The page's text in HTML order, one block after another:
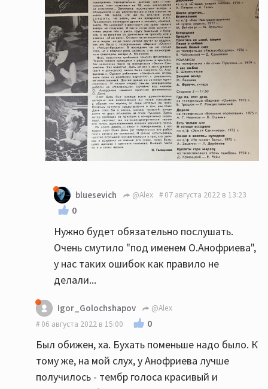
bluesevich @Alex 07 августа 2022 в 13:23
0
Нужно будет обязательно послушать.
Очень смутило "под именем О.Анофриева",
у нас таких ошибок как правило не
делали...
Igor_Golochshapov
@Alex
06 августа 2022 в 15:00
0
Был обижен, ха. Бухать поменьше надо было. К
тому же, на мой слух, у Анофриева лучше
получилось - тембр голоса красивый и